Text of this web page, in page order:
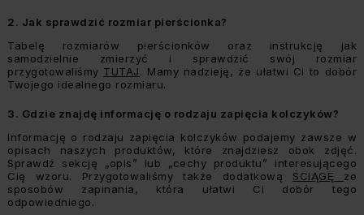
2. Jak sprawdzić rozmiar pierścionka?
Tabelę rozmiarów pierścionków oraz instrukcję jak
samodzielnie zmierzyć i sprawdzić swój rozmiar
przygotowaliśmy TUTAJ. Mamy nadzieję, że ułatwi Ci to dobór
Twojego idealnego rozmiaru.
3. Gdzie znajdę informację o rodzaju zapięcia kolczyków?
Informację o rodzaju zapięcia kolczyków podajemy zawsze w
opisach naszych produktów, które znajdziesz obok zdjęć.
Sprawdź sekcję „opis” lub „cechy produktu” interesującego
Cię wzoru. Przygotowaliśmy także dodatkową ŚCIĄGĘ
ze
sposobów zapinania, która ułatwi Ci dobór tego
odpowiedniego.